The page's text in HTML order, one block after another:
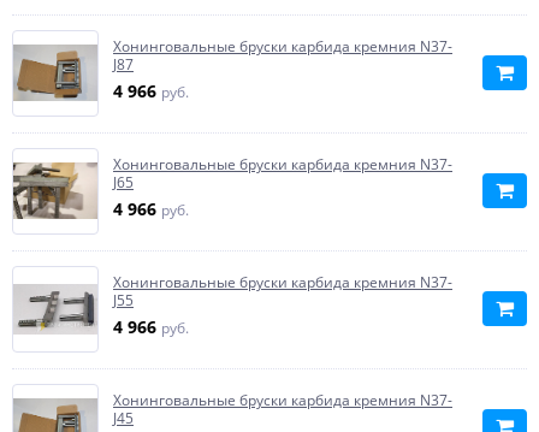
Хонинговальные бруски карбида кремния N37-
J87
4 966 руб.
Хонинговальные бруски карбида кремния N37-
J65
4 966 руб.
Хонинговальные бруски карбида кремния N37-
J55
4 966 руб.
Хонинговальные бруски карбида кремния N37-
J45